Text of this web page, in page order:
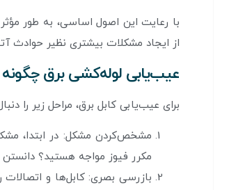
با رعایت این اصول اساسی، به طور
از ایجاد مشکلات بیشتری نظیر حوادث
عیب‌یابی لوله‌کشی برق
برای عیب‌یابی کابل برق، مراحل زیر را
مشخص‌کردن مشکل: در ابتدا،
مکرر فیوز مواجه هستید؟
بازرسی بصری: کابل‌ها و